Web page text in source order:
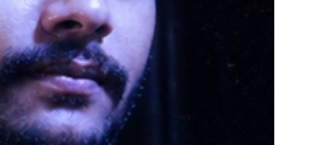
upload your own photo
×10 more visibility